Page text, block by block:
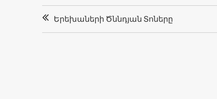
Գրառումների
նավարկումը
Երեխաների Ծննդյան Տոները